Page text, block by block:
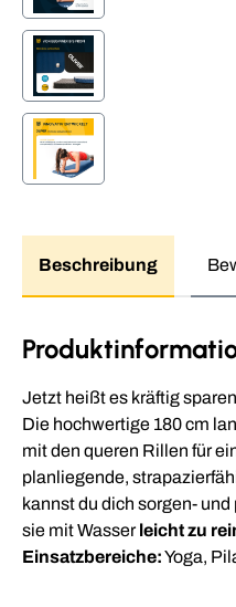
Beschreibung
Jetzt heißt es kräftig
Die hochwertige 180 cm
mit den queren Rillen für
planliegende,
kannst du dich sorgen-
sie mit Wasserleicht zu
Einsatzbereiche:Yoga,